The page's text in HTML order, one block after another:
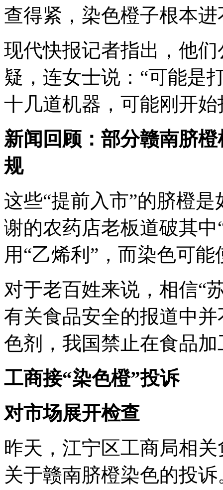
查得紧，染色橙子根本进
现代快报记者指出，他
疑，连女士说：“可能是
十几道机器，可能刚开
新闻回顾：部分赣南脐
规
这些“提前入市”的脐橙
谢的农药店老板道破其
用“乙烯利”，而染色可能
对于老百姓来说，相信“
有关食品安全的报道中
色剂，我国禁止在食品
工商接“染色橙”投诉
对市场展开检查
昨天，江宁区工商局相
关于赣南脐橙染色的投